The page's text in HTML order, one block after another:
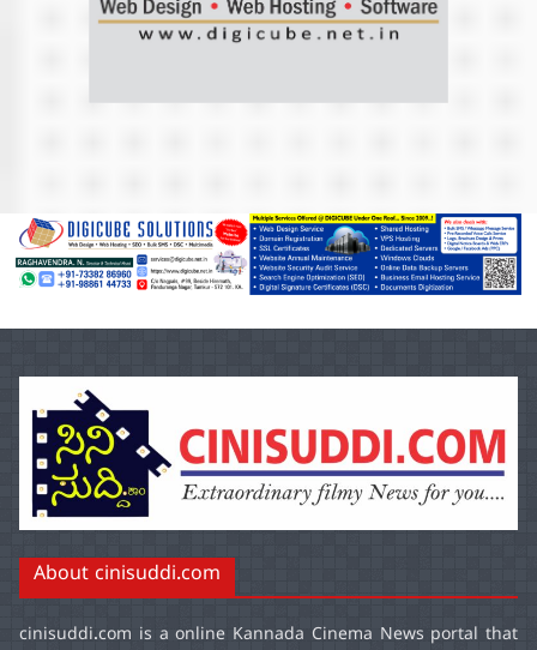
About cinisuddi.com
cinisuddi.com is a online Kannada Cinema News portal that